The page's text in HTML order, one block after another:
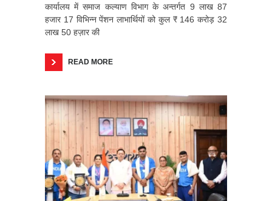
कार्यालय में समाज कल्याण विभाग के अन्तर्गत 9 लाख 87
हजार 17 विभिन्न पेंशन लाभार्थियों को कुल ₹ 146 करोड़ 32
लाख 50 हज़ार की
READ MORE